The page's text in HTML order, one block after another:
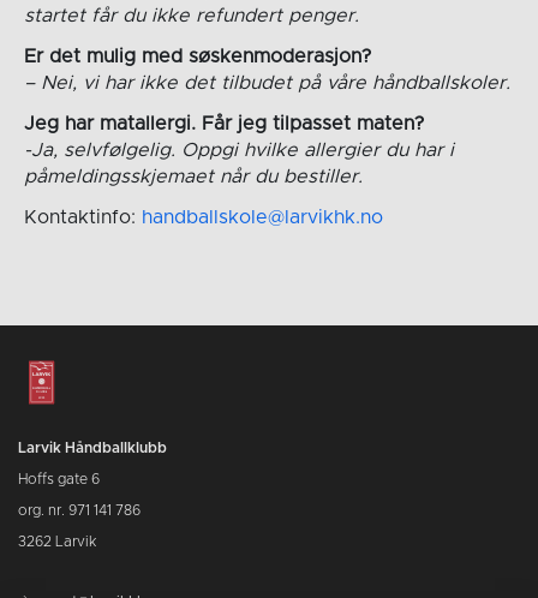
startet får du ikke refundert penger.
Er det mulig med søskenmoderasjon?
– Nei, vi har ikke det tilbudet på våre håndballskoler.
Jeg har matallergi. Får jeg tilpasset maten?
-Ja, selvfølgelig. Oppgi hvilke allergier du har i
påmeldingsskjemaet når du bestiller.
Kontaktinfo: handballskole@larvikhk.no
Larvik Håndballklubb
Hoffs gate 6
org. nr. 971 141 786
3262 Larvik